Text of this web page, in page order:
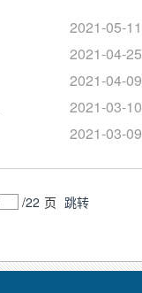
2021-05-11
2021-04-25
2021-04-09
2021-03-10
2021-03-09
/22 页 跳转